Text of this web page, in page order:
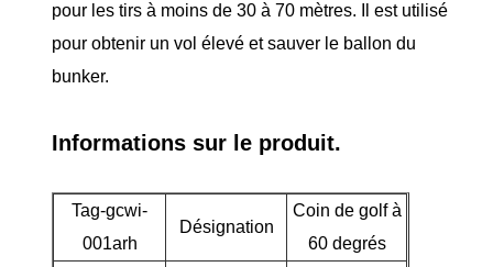
pour les tirs à moins de 30 à 70 mètres. Il est utilisé
pour obtenir un vol élevé et sauver le ballon du
bunker.
Informations sur le produit.
Tag-gcwi-
001arh
Désignation
Coin de golf à
60 degrés